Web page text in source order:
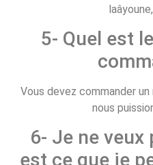
5- Quel est
Vous devez commander
nous
6- Je ne veux
est ce que je